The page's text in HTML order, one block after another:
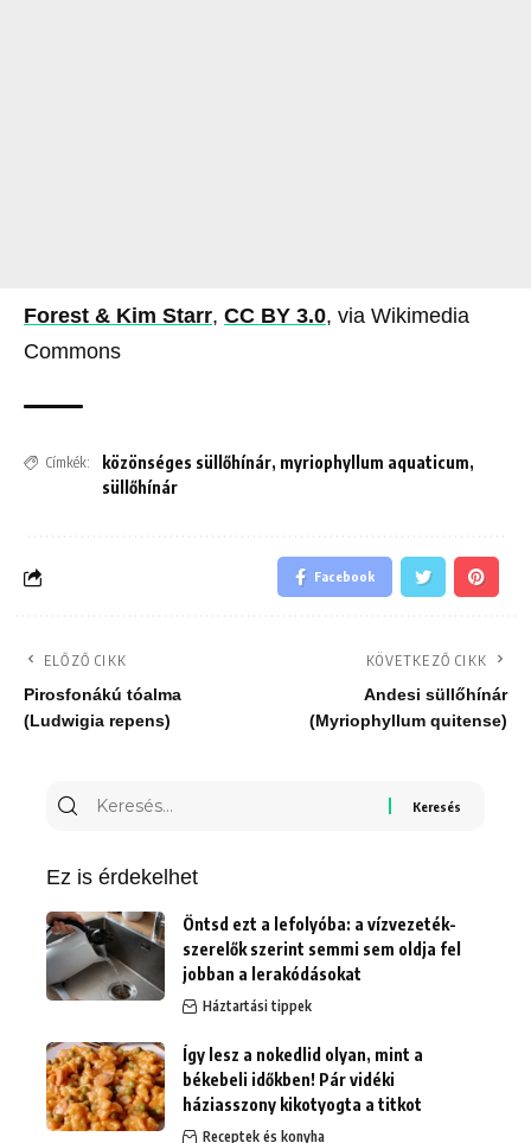
Forest & Kim Starr, CC BY 3.0, via Wikimedia
Commons
Címkék: közönséges süllőhínár, myriophyllum aquaticum,
süllőhínár
Facebook
ELŐZŐ CIKK
Pirosfonákú tóalma
(Ludwigia repens)
KÖVETKEZŐ CIKK
Andesi süllőhínár
(Myriophyllum quitense)
Keresés
Ez is érdekelhet
Öntsd ezt a lefolyóba: a vízvezeték-
szerelők szerint semmi sem oldja fel
jobban a lerakódásokat
Háztartási tippek
Így lesz a nokedlid olyan, mint a
békebeli időkben! Pár vidéki
háziasszony kikotyogta a titkot
Receptek és konyha